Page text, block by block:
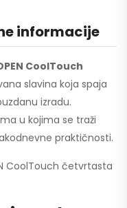
informacije
CoolTouch
slavina koja spaja
izradu.
u kojima se traži
praktičnosti.
CoolTouch četvrtasta